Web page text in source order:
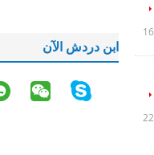
ابن دردش الآن